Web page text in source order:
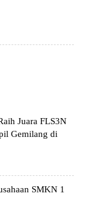
Juara FLS3N
Gemilang di
SMKN 1